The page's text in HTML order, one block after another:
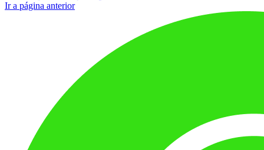
Ir a página anterior